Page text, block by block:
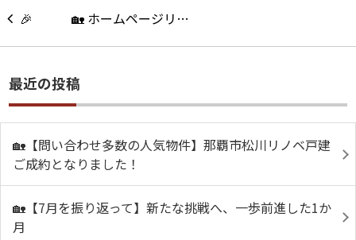
🏡 ホームページリ…
最近の投稿
🏡【問い合わせ多数の人気物件】那覇市松川リノベ戸建
ご成約となりました！
🏡【7月を振り返って】新たな挑戦へ、一歩前進した1か
月